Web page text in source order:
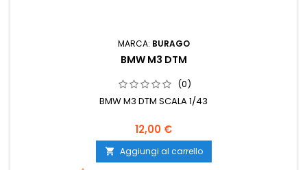
MARCA: BURAGO
BMW M3 DTM
(0)
BMW M3 DTM SCALA 1/43
12,00 €
 Aggiungi al carrello